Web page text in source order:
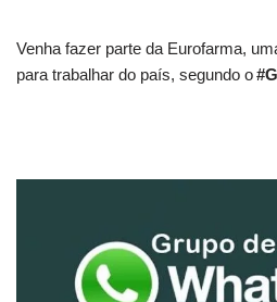
Venha fazer parte da Eurofarma,
para trabalhar do país, segundo o